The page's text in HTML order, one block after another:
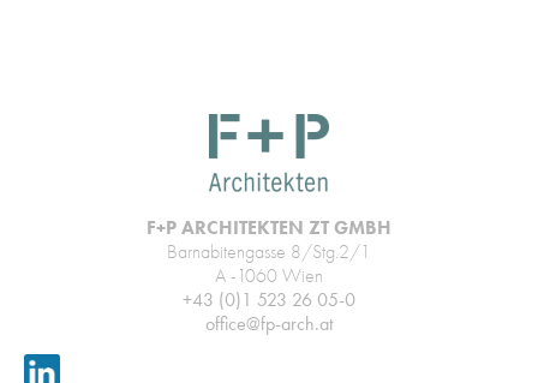
F+P ARCHITEKTEN ZT GMBH
Barnabitengasse 8/Stg.2/1
A -1060 Wien
+43 (0)1 523 26 05-0
office@fp-arch.at